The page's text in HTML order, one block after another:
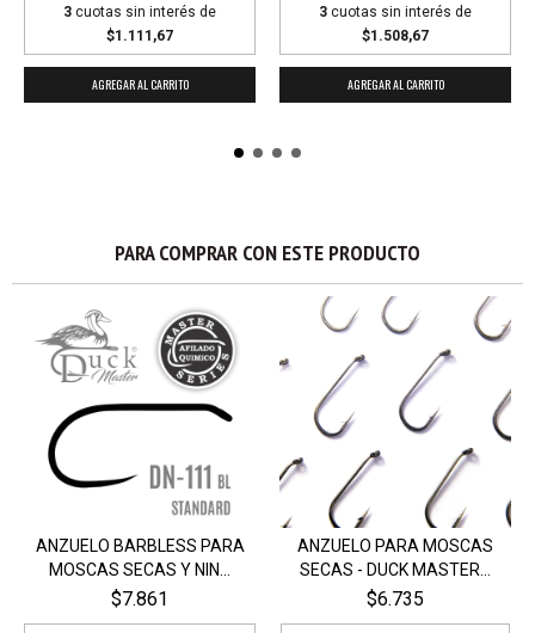
3 cuotas sin interés de
$1.111,67
3 cuotas sin interés de
$1.508,67
AGREGAR AL CARRITO
PARA COMPRAR CON ESTE PRODUCTO
ANZUELO BARBLESS PARA
MOSCAS SECAS Y NIN...
$7.861
ANZUELO PARA MOSCAS
SECAS - DUCK MASTER...
$6.735